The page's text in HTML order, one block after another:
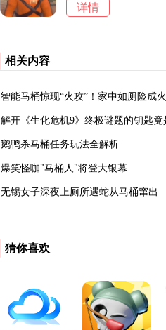
详情
相关内容
智能马桶惊现“火攻”！家中如厕险成
解开《生化危机9》终极谜题的钥匙竟
鹅鸭杀马桶任务玩法全解析
爆笑怪咖"马桶人"将登大银幕
‌无锡女子深夜上厕所遇蛇从马桶窜出
猜你喜欢